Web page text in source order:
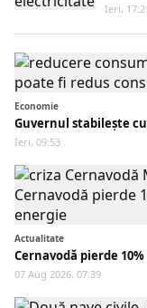
Ieri,
Economie
Guvernul stabilește
Ieri, 09:53
Actualitate
Cernavodă pierde
07 Aug 2026, 07:39